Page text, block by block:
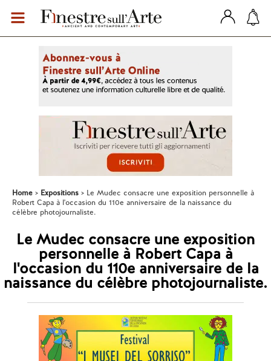
Home Expositions
Le Mudec consacre une exposition personnelle à
Robert Capa à l'occasion du 110e anniversaire de la naissance du
célèbre photojournaliste.
Le Mudec consacre une exposition
personnelle à Robert Capa à
l'occasion du 110e anniversaire de la
naissance du célèbre photojournaliste.